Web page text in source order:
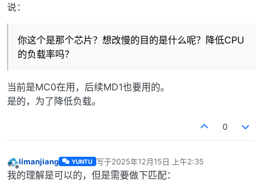
说：
你这个是那个芯片？想改慢的目的是什么呢？降低CPU
的负载率吗？
当前是MC0在用，后续MD1也要用的。
是的，为了降低负载。
0
离线
limanjiang YUNTU 写于2025年12月15日 上午2:35
最后由 编辑
我的理解是可以的，但是需要做下匹配：